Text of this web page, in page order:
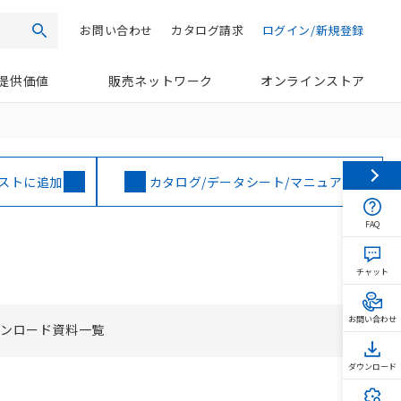
検索 ログイン/新規登録
カタログ請求
お問い合わせ
供価値 販売ネットワーク オンラインストア
トに追加 カタログ/データシート/マニュアル
ロード資料一覧
FAQ
チャット
お問い合わせ
ダウンロード